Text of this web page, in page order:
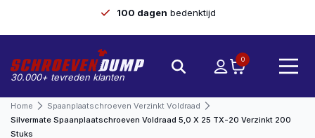
30.000+ tevreden klanten
0
Home
Spaanplaatschroeven Verzinkt Voldraad
Silvermate Spaanplaatschroeven Voldraad 5,0 X 25 TX-20 Verzinkt 200
Stuks